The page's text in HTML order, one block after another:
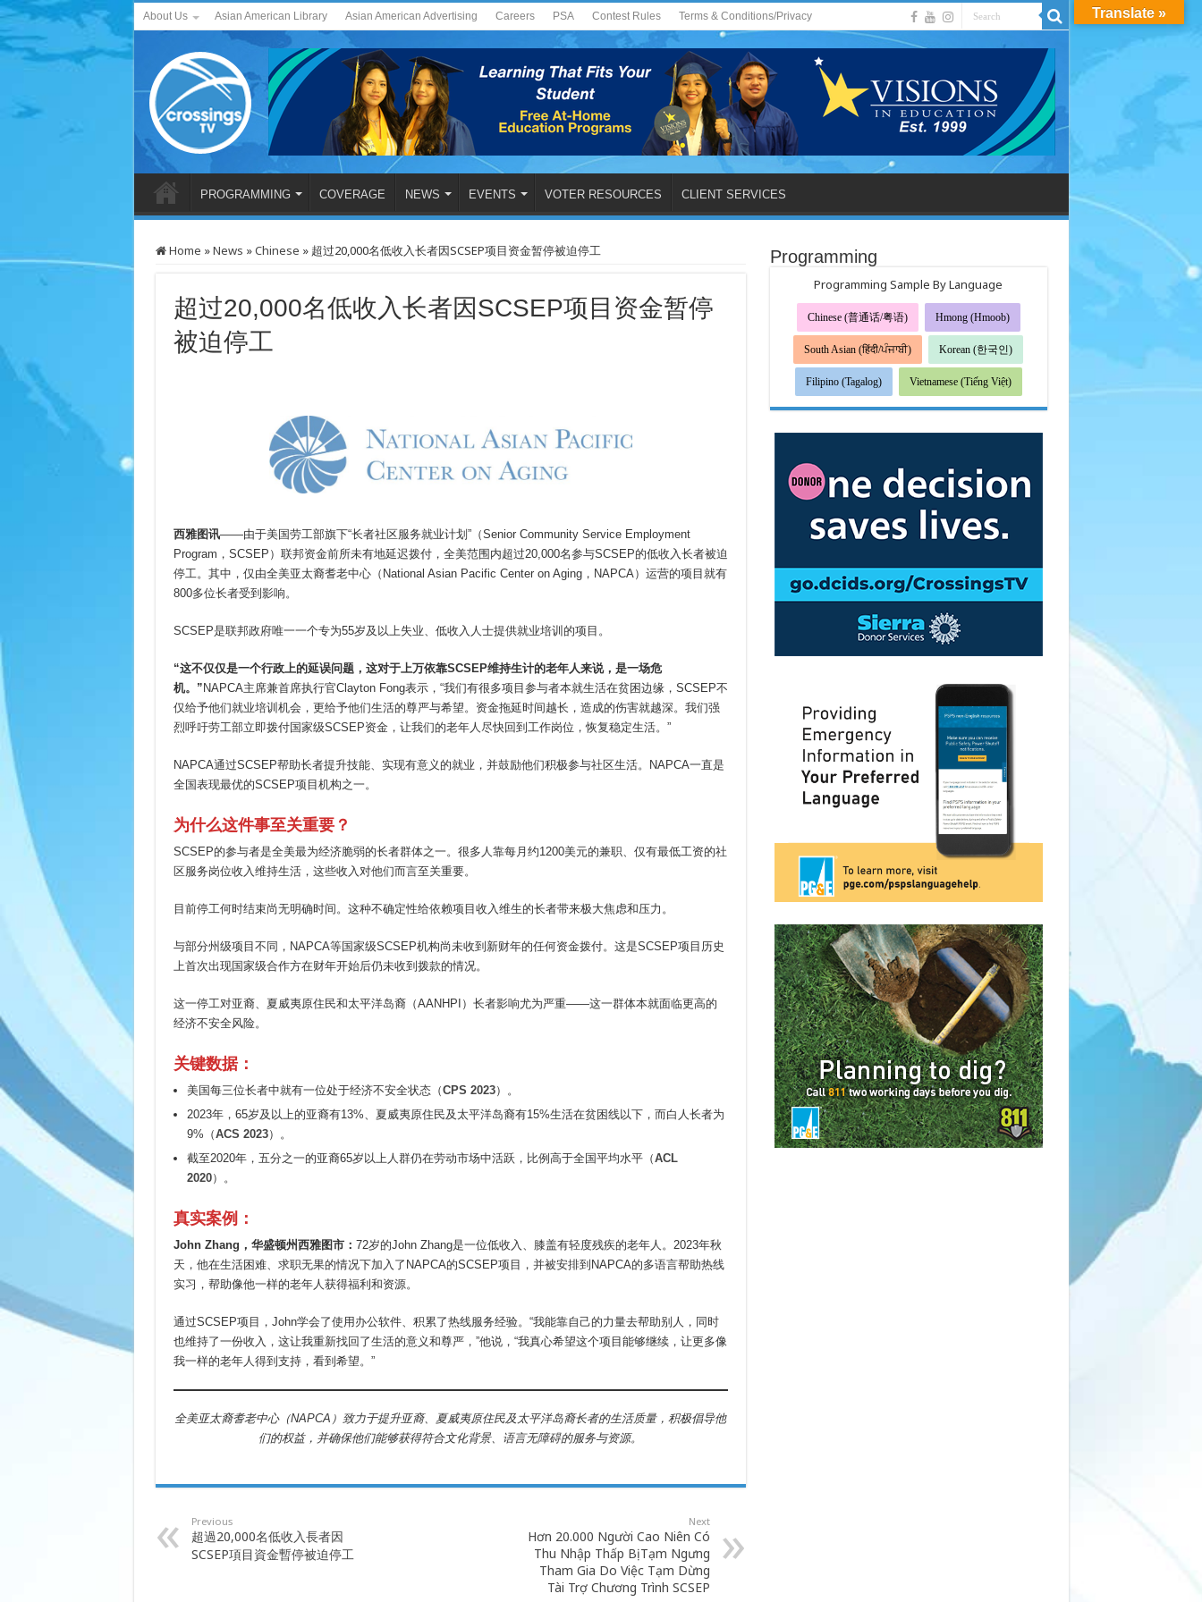
About Us Asian American Library Asian American Advertising Careers PSA Contest Rules Terms & Conditions/Privacy
PROGRAMMING COVERAGE NEWS EVENTS VOTER RESOURCES CLIENT SERVICES
Home »News »Chinese » 超过20,000名低收入长者因SCSEP项目资金暂停被迫停工
超过20,000名低收入长者因SCSEP项目资金暂停
被迫停工
西雅图讯——由于美国劳工部旗下“长者社区服务就业计划”（Senior Community Service Employment
Program，SCSEP）联邦资金前所未有地延迟拨付，全美范围内超过20,000名参与SCSEP的低收入长者被迫
停工。其中，仅由全美亚太裔耆老中心（National Asian Pacific Center on Aging，NAPCA）运营的项目就有
800多位长者受到影响。
SCSEP是联邦政府唯一一个专为55岁及以上失业、低收入人士提供就业培训的项目。
“这不仅仅是一个行政上的延误问题，这对于上万依靠SCSEP维持生计的老年人来说，是一场危
机。” NAPCA主席兼首席执行官Clayton Fong表示，“我们有很多项目参与者本就生活在贫困边缘，SCSEP不
仅给予他们就业培训机会，更给予他们生活的尊严与希望。资金拖延时间越长，造成的伤害就越深。我们强
烈呼吁劳工部立即拨付国家级SCSEP资金，让我们的老年人尽快回到工作岗位，恢复稳定生活。”
NAPCA通过SCSEP帮助长者提升技能、实现有意义的就业，并鼓励他们积极参与社区生活。NAPCA一直是
全国表现最优的SCSEP项目机构之一。
为什么这件事至关重要？
SCSEP的参与者是全美最为经济脆弱的长者群体之一。很多人靠每月约1200美元的兼职、仅有最低工资的社
区服务岗位收入维持生活，这些收入对他们而言至关重要。
目前停工何时结束尚无明确时间。这种不确定性给依赖项目收入维生的长者带来极大焦虑和压力。
与部分州级项目不同，NAPCA等国家级SCSEP机构尚未收到新财年的任何资金拨付。这是SCSEP项目历史
上首次出现国家级合作方在财年开始后仍未收到拨款的情况。
这一停工对亚裔、夏威夷原住民和太平洋岛裔（AANHPI）长者影响尤为严重——这一群体本就面临更高的
经济不安全风险。
关键数据：
美国每三位长者中就有一位处于经济不安全状态（CPS 2023）。
2023年，65岁及以上的亚裔有13%、夏威夷原住民及太平洋岛裔有15%生活在贫困线以下，而白人长者为
9%（ACS 2023）。
截至2020年，五分之一的亚裔65岁以上人群仍在劳动市场中活跃，比例高于全国平均水平（ACL
2020）。
真实案例：
John Zhang ，华盛顿州西雅图市： 72岁的John Zhang是一位低收入、膝盖有轻度残疾的老年人。2023年秋
天，他在生活困难、求职无果的情况下加入了NAPCA的SCSEP项目，并被安排到NAPCA的多语言帮助热线
实习，帮助像他一样的老年人获得福利和资源。
通过SCSEP项目，John学会了使用办公软件、积累了热线服务经验。“我能靠自己的力量去帮助别人，同时
也维持了一份收入，这让我重新找回了生活的意义和尊严，”他说，“我真心希望这个项目能够继续，让更多像
我一样的老年人得到支持，看到希望。”
全美亚太裔耆老中心（NAPCA）致力于提升亚裔、夏威夷原住民及太平洋岛裔长者的生活质量，积极倡导他
们的权益，并确保他们能够获得符合文化背景、语言无障碍的服务与资源。
Previous
超過20,000名低收入長者因
SCSEP項目資金暫停被迫停工
Next
Hơn 20.000 Người Cao Niên Có
Thu Nhập Thấp Bị Tạm Ngưng
Tham Gia Do Việc Tạm Dừng
Tài Trợ Chương Trình SCSEP
Programming
Programming Sample By Language
Chinese (普通话/粤语) Hmong (Hmoob)
South Asian (हिंदी/ਪੰਜਾਬੀ) Korean (한국인)
Filipino (Tagalog) Vietnamese (Tiếng Việt)
Translate »